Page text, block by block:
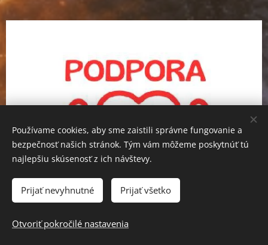
Používame cookies, aby sme zaistili správne fungovanie a
bezpečnosť našich stránok. Tým vám môžeme poskytnúť tú
najlepšiu skúsenosť z ich návštevy.
Prijať nevyhnutné Prijať všetko
Otvoriť pokročilé nastavenia